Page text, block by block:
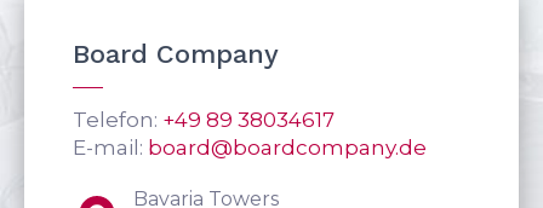
Board Company
Telefon: +49 89 38034617
E-mail: board@boardcompany.de
Bavaria Towers